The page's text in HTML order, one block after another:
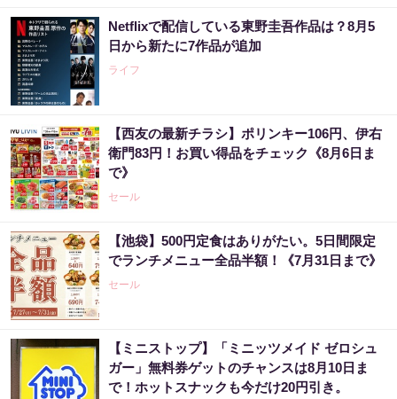
Netflixで配信している東野圭吾作品は？8月5
日から新たに7作品が追加
ライフ
【西友の最新チラシ】ポリンキー106円、伊右
衛門83円！お買い得品をチェック《8月6日ま
で》
セール
【池袋】500円定食はありがたい。5日間限定
でランチメニュー全品半額！《7月31日まで》
セール
【ミニストップ】「ミニッツメイド ゼロシュ
ガー」無料券ゲットのチャンスは8月10日ま
で！ホットスナックも今だけ20円引き。